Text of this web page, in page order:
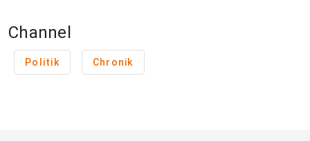
Channel
Politik Chronik